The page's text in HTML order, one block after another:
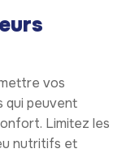
vos
qui peuvent
Limitez les
nutritifs et